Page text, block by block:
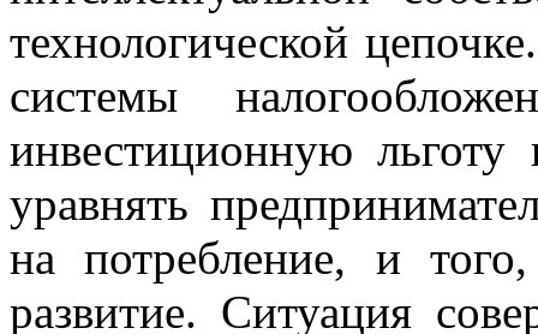
технологической
системы
инвестиционную
уравнять
на потребление, и
развитие. Ситуация